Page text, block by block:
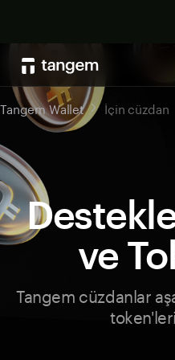
Tangem Wallet İçin cüzdan
ve
Tangem cüzdanlar